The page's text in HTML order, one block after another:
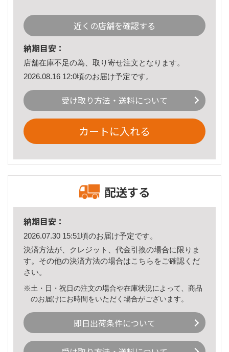
近くの店舗を確認する
納期目安：
店舗在庫不足の為、取り寄せ注文となります。
2026.08.16 12:0頃のお届け予定です。
受け取り方法・送料について
カートに入れる
配送する
納期目安：
2026.07.30 15:51頃のお届け予定です。
決済方法が、クレジット、代金引換の場合に限りま
す。その他の決済方法の場合はこちら をご確認くだ
さい。
※土・日・祝日の注文の場合や在庫状況によって、商品
のお届けにお時間をいただく場合がございます。
即日出荷条件について